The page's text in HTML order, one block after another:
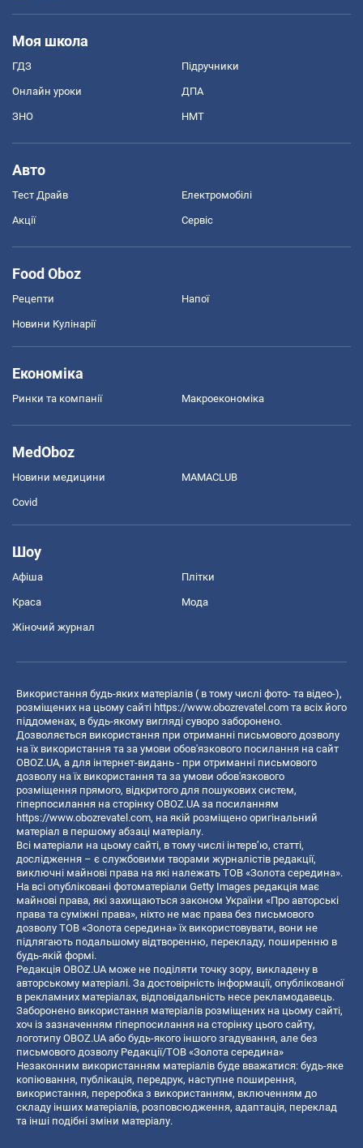
Моя школа
ГДЗ Підручники
Онлайн уроки ДПА
ЗНО НМТ
Авто
Тест Драйв Електромобілі
Акції Сервіс
Food Oboz
Рецепти Напої
Новини Кулінарії
Економіка
Ринки та компанії Макроекономіка
MedOboz
Новини медицини MAMACLUB
Covid
Шоу
Афіша Плітки
Краса Мода
Жіночий журнал
Використання будь-яких матеріалів ( в тому числі фото- та відео-),
розміщених на цьому сайті https://www.obozrevatel.com та всіх його
піддоменах, в будь-якому вигляді суворо заборонено.
Дозволяється використання при отриманні письмового дозволу
на їх використання та за умови обов'язкового посилання на сайт
OBOZ.UA, а для інтернет-видань - при отриманні письмового
дозволу на їх використання та за умови обов'язкового
розміщення прямого, відкритого для пошукових систем,
гіперпосилання на сторінку OBOZ.UA за посиланням
https://www.obozrevatel.com, на якій розміщено оригінальний
матеріал в першому абзаці матеріалу.
Всі матеріали на цьому сайті, в тому числі інтерв’ю, статті,
дослідження – є службовими творами журналістів редакції,
виключні майнові права на які належать ТОВ «Золота середина».
На всі опубліковані фотоматеріали Getty Images редакція має
майнові права, які захищаються законом України «Про авторські
права та суміжні права», ніхто не має права без письмового
дозволу ТОВ «Золота середина» їх використовувати, вони не
підлягають подальшому відтворенню, перекладу, поширенню в
будь-якій формі.
Редакція OBOZ.UA може не поділяти точку зору, викладену в
авторському матеріалі. За достовірність інформації, опублікованої
в рекламних матеріалах, відповідальність несе рекламодавець.
Заборонено використання матеріалів розміщених на цьому сайті,
хоч із зазначенням гіперпосилання на сторінку цього сайту,
логотипу OBOZ.UA або будь-якого іншого згадування, але без
письмового дозволу Редакції/ТОВ «Золота середина»
Незаконним використанням матеріалів буде вважатися: будь-яке
копiювання, публiкацiя, передрук, наступне поширення,
використання, переробка з використанням, включенням до
складу інших матеріалів, розповсюдження, адаптація, переклад
та інші подібні зміни матеріалу.